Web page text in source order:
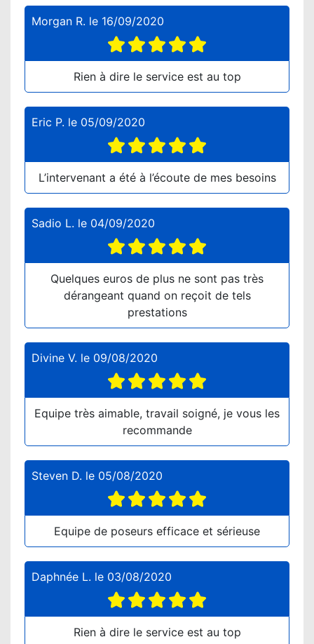
Morgan R. le 16/09/2020
Rien à dire le service est au top
Eric P. le 05/09/2020
L’intervenant a été à l’écoute de mes besoins
Sadio L. le 04/09/2020
Quelques euros de plus ne sont pas très
dérangeant quand on reçoit de tels
prestations
Divine V. le 09/08/2020
Equipe très aimable, travail soigné, je vous les
recommande
Steven D. le 05/08/2020
Equipe de poseurs efficace et sérieuse
Daphnée L. le 03/08/2020
Rien à dire le service est au top